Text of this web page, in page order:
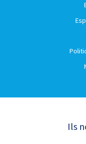
Ils